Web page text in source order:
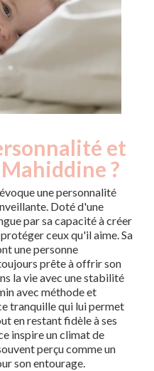
et
?
une personnalité
Doté d'une
par sa capacité à créer
ceux qu'il aime. Sa
une personne
prête à offrir son
la vie avec une stabilité
avec méthode et
tranquille qui lui permet
en restant fidèle à ses
inspire un climat de
perçu comme un
son entourage.